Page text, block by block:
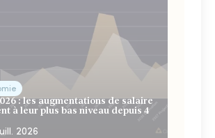
: les augmentations de salaire
à leur plus bas niveau depuis 4
2026